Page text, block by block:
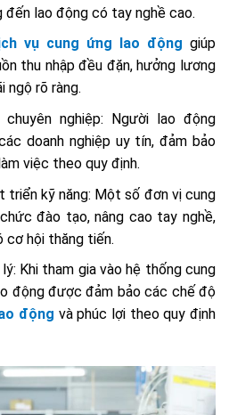
lao động có tay nghề cao.
vụ cung ứng lao động giúp
thu nhập đều đặn, hưởng lương
ngộ rõ ràng.
nghiệp: Người lao động
doanh nghiệp uy tín, đảm bảo
việc theo quy định.
triển kỹ năng: Một số đơn vị cung
đào tạo, nâng cao tay nghề,
cơ hội thăng tiến.
Khi tham gia vào hệ thống cung
động được đảm bảo các chế độ
động và phúc lợi theo quy định